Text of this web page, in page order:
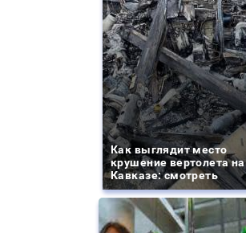
Как выглядит место
крушение вертолета на
Кавказе: смотреть